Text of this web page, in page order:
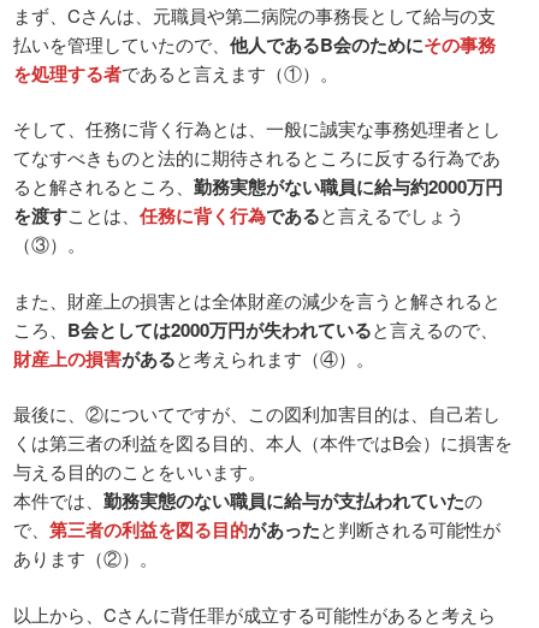
まず、Cさんは、元職員や第二病院の事務長として給与の支
払いを管理していたので、他人であるB会のためにその事務
を処理する者であると言えます（①）。
そして、任務に背く行為とは、一般に誠実な事務処理者とし
てなすべきものと法的に期待されるところに反する行為であ
ると解されるところ、勤務実態がない職員に給与約2000万円
を渡すことは、任務に背く行為であると言えるでしょう
（③）。
また、財産上の損害とは全体財産の減少を言うと解されると
ころ、 B会としては2000万円が失われていると言えるので、
財産上の損害があると考えられます（④）。
最後に、②についてですが、この図利加害目的は、自己若し
くは第三者の利益を図る目的、本人（本件ではB会）に損害を
与える目的のことをいいます。
本件では、勤務実態のない職員に給与が支払われていたの
で、第三者の利益を図る目的があったと判断される可能性が
あります（②）。
以上から、Cさんに背任罪が成立する可能性があると考えら